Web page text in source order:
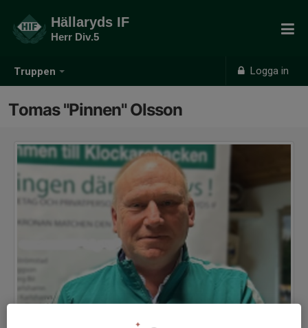
Truppen Logga in
Hällaryds IF
Herr Div.5
Tomas "Pinnen" Olsson